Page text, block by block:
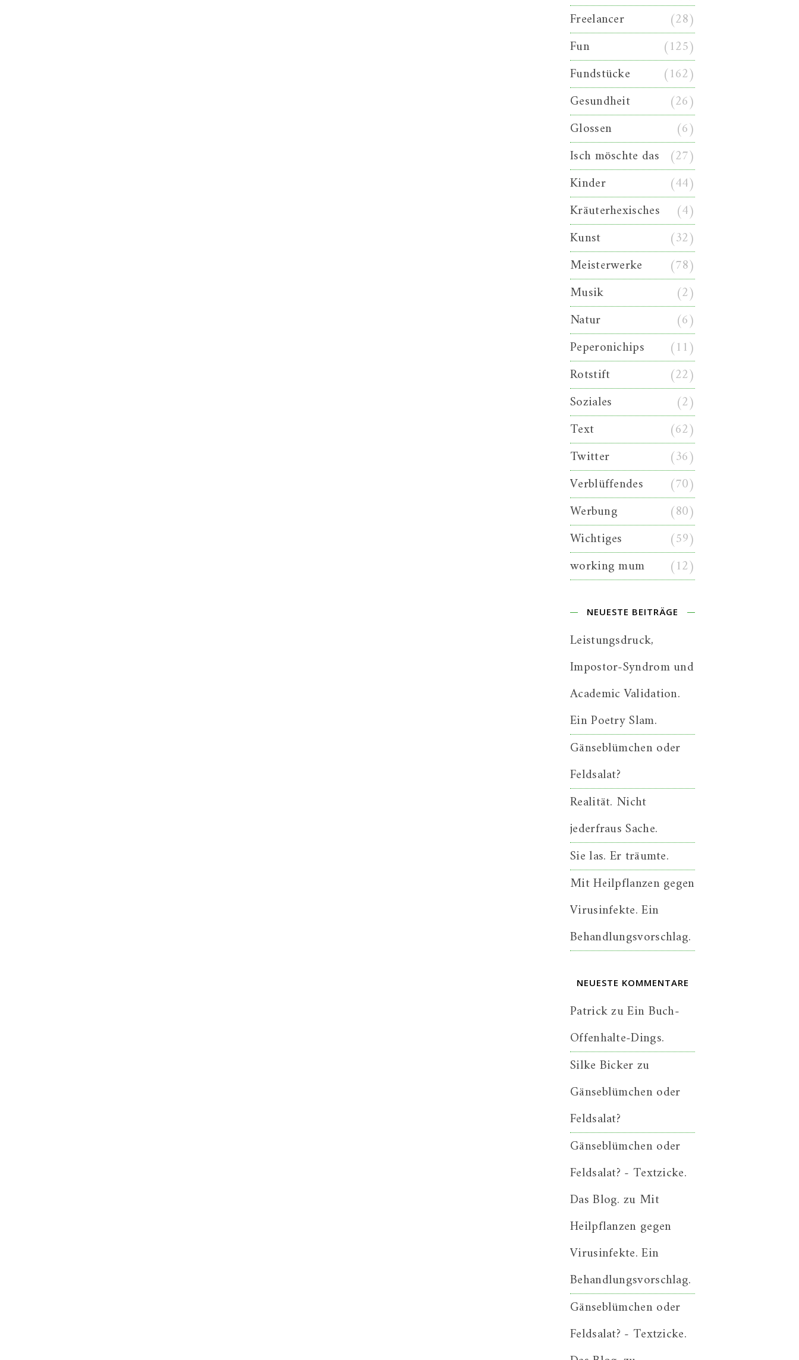
Freelancer
(28)
Fun
(125)
Fundstücke
(162)
Gesundheit
(26)
Glossen
(6)
Isch möschte das (27)
Kinder
(44)
Kräuterhexisches
(4)
Kunst
(32)
Meisterwerke
(78)
Musik
(2)
Natur
(6)
Peperonichips
(11)
Rotstift
(22)
Soziales
(2)
Text
(62)
Twitter
(36)
Verblüffendes
(70)
Werbung
(80)
Wichtiges
(59)
working mum
(12)
NEUESTE BEITRÄGE
Leistungsdruck,
Impostor-Syndrom und
Academic Validation.
Ein Poetry Slam.
Gänseblümchen oder
Feldsalat?
Realität. Nicht
jederfraus Sache.
Sie las. Er träumte.
Mit Heilpflanzen gegen
Virusinfekte. Ein
Behandlungsvorschlag.
NEUESTE KOMMENTARE
PatrickzuEin Buch-
Offenhalte-Dings.
Silke Bickerzu
Gänseblümchen oder
Feldsalat?
Gänseblümchen oder
Feldsalat? - Textzicke.
Das Blog. zu Mit
Heilpflanzen gegen
Virusinfekte. Ein
Behandlungsvorschlag.
Gänseblümchen oder
Feldsalat? - Textzicke.